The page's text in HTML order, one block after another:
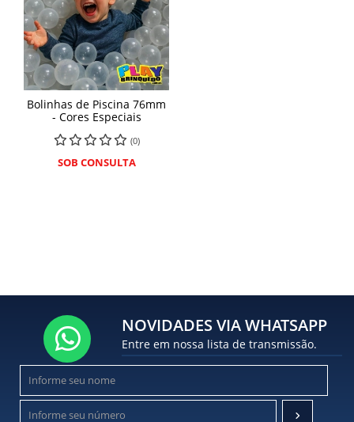
Bolinhas de Piscina 76mm
- Cores Especiais
(0)
SOB CONSULTA
NOVIDADES VIA WHATSAPP
Entre em nossa lista de transmissão.